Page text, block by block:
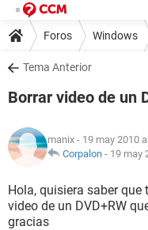
Foros Windows
Tema Anterior
Borrar video de un
manix - 19 may 2010
Corpalon - 19 may
Hola, quisiera saber que
video de un DVD+RW
gracias